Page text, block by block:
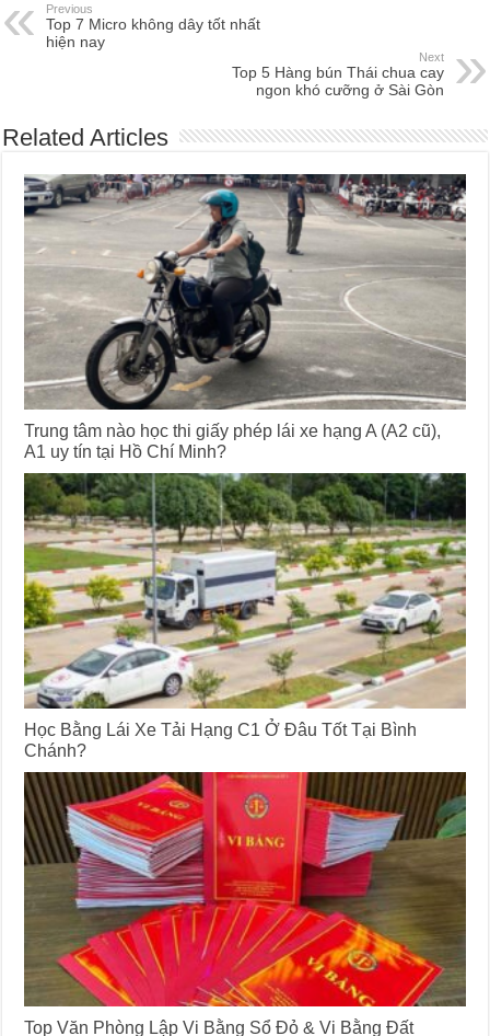
Previous
Top 7 Micro không dây tốt nhất
hiện nay
Next
Top 5 Hàng bún Thái chua cay
ngon khó cưỡng ở Sài Gòn
Related Articles
Trung tâm nào học thi giấy phép lái xe hạng A (A2 cũ),
A1 uy tín tại Hồ Chí Minh?
Học Bằng Lái Xe Tải Hạng C1 Ở Đâu Tốt Tại Bình
Chánh?
Top Văn Phòng Lập Vi Bằng Sổ Đỏ & Vi Bằng Đất